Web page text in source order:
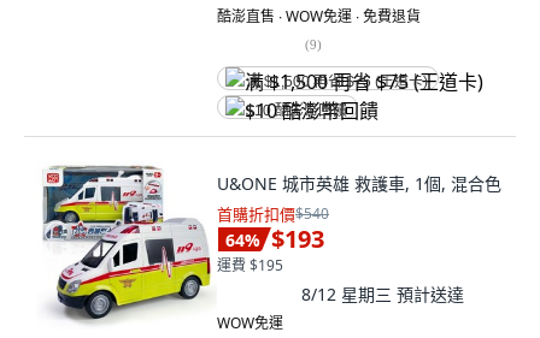
酷澎直售 ∙ WOW免運 ∙ 免費退貨
(9)
满 $1,500 再省 $75 (王道卡)
$10 酷澎幣回饋
U&ONE 城市英雄 救護車, 1個, 混合色
首購折扣價$540
64% $193
運費 $195
8/12 星期三 預計送達
WOW免運